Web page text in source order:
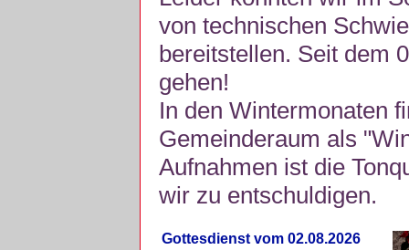
von technischen
bereitstellen. Seit dem
gehen!
In den Wintermonaten
Gemeinderaum als
Aufnahmen ist die
wir zu entschuldigen.
Gottesdienst vom 02.08.2026